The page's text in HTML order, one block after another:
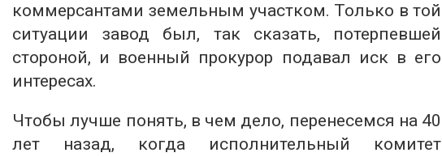
коммерсантами земельным участком. Только в той
ситуации завод был, так сказать, потерпевшей
стороной, и военный прокурор подавал иск в его
интересах.
Чтобы лучше понять, в чем дело, перенесемся на 40
лет назад, когда исполнительный комитет